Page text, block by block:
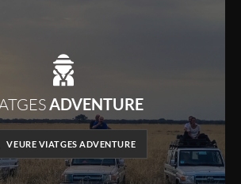
ADVENTURE
VEURE VIATGES ADVENTURE